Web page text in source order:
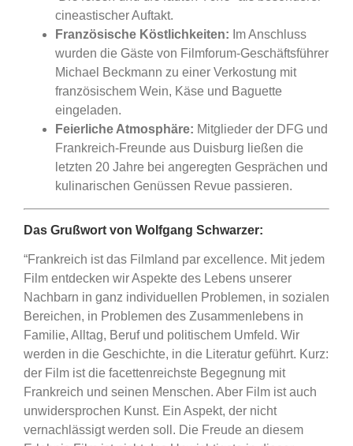
cineastischer Auftakt.
Französische Köstlichkeiten: Im Anschluss
wurden die Gäste von Filmforum-Geschäftsführer
Michael Beckmann zu einer Verkostung mit
französischem Wein, Käse und Baguette
eingeladen.
Feierliche Atmosphäre: Mitglieder der DFG und
Frankreich-Freunde aus Duisburg ließen die
letzten 20 Jahre bei angeregten Gesprächen und
kulinarischen Genüssen Revue passieren.
Das Grußwort von Wolfgang Schwarzer:
“Frankreich ist das Filmland par excellence. Mit jedem
Film entdecken wir Aspekte des Lebens unserer
Nachbarn in ganz individuellen Problemen, in sozialen
Bereichen, in Problemen des Zusammenlebens in
Familie, Alltag, Beruf und politischem Umfeld. Wir
werden in die Geschichte, in die Literatur geführt. Kurz:
der Film ist die facettenreichste Begegnung mit
Frankreich und seinen Menschen. Aber Film ist auch
unwidersprochen Kunst. Ein Aspekt, der nicht
vernachlässigt werden soll. Die Freude an diesem